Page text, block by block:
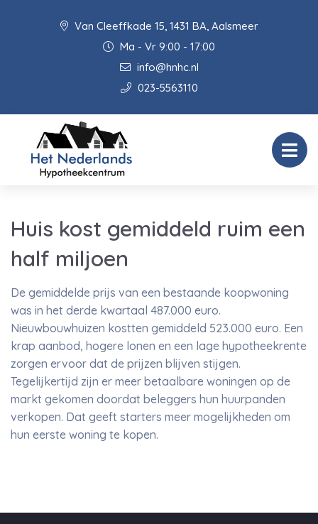
Van Cleeffkade 15, 1431 BA, Aalsmeer
Ma - Vr 9:00 - 17:00
info@hnhc.nl
023-5563110
Huis kost gemiddeld ruim een
half miljoen
De gemiddelde prijs van een bestaande koopwoning
was in het derde kwartaal 487.000 euro.
Nieuwbouwhuizen kostten gemiddeld 523.000 euro. Een
krap aanbod, hogere lonen en een lage hypotheekrente
zorgen ervoor dat de prijzen blijven stijgen.
Tegelijkertijd zijn er meer betaalbare woningen op de
markt gekomen doordat beleggers hun huurpanden
verkopen. Dat geeft starters meer mogelijkheden om
hun eerste woning te kopen.